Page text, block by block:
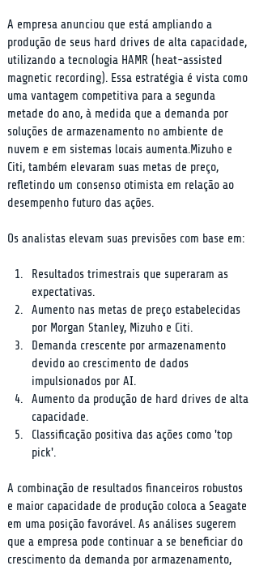
A empresa anunciou que está ampliando a
produção de seus hard drives de alta capacidade,
utilizando a tecnologia HAMR (heat-assisted
magnetic recording). Essa estratégia é vista como
uma vantagem competitiva para a segunda
metade do ano, à medida que a demanda por
soluções de armazenamento no ambiente de
nuvem e em sistemas locais aumenta.Mizuho e
Citi, também elevaram suas metas de preço,
refletindo um consenso otimista em relação ao
desempenho futuro das ações.
Os analistas elevam suas previsões com base em:
Resultados trimestrais que superaram as
expectativas.
Aumento nas metas de preço estabelecidas
por Morgan Stanley, Mizuho e Citi.
Demanda crescente por armazenamento
devido ao crescimento de dados
impulsionados por AI.
Aumento da produção de hard drives de alta
capacidade.
Classificação positiva das ações como 'top
pick'.
A combinação de resultados financeiros robustos
e maior capacidade de produção coloca a Seagate
em uma posição favorável. As análises sugerem
que a empresa pode continuar a se beneficiar do
crescimento da demanda por armazenamento,